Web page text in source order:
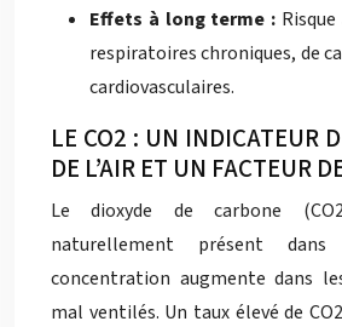
Effets à long terme :
respiratoires chroniques, de
cardiovasculaires.
LE CO2 : UN INDICATEUR
DE L’AIR ET UN FACTEUR
Le dioxyde de carbone
naturellement présent
concentration augmente dans
mal ventilés. Un taux élevé de